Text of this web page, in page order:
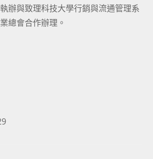
辦與致理科技大學行銷與流通管理系
總會合作辦理。